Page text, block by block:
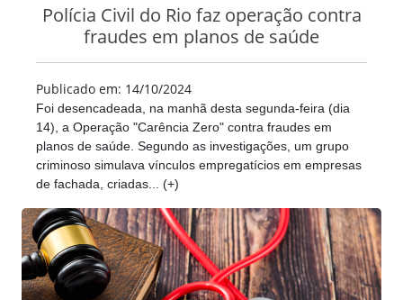
Polícia Civil do Rio faz operação contra
fraudes em planos de saúde
Publicado em: 14/10/2024
Foi desencadeada, na manhã desta segunda-feira (dia
14), a Operação "Carência Zero" contra fraudes em
planos de saúde. Segundo as investigações, um grupo
criminoso simulava vínculos empregatícios em empresas
de fachada, criadas... (+)